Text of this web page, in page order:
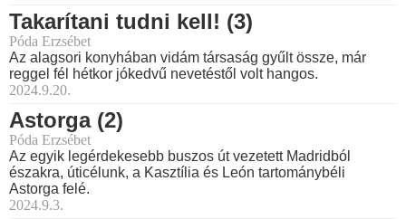
Takarítani tudni kell! (3)
Póda Erzsébet
Az alagsori konyhában vidám társaság gyűlt össze, már
reggel fél hétkor jókedvű nevetéstől volt hangos.
2024.9.20.
Astorga (2)
Póda Erzsébet
Az egyik legérdekesebb buszos út vezetett Madridból
északra, úticélunk, a Kasztília és León tartománybéli
Astorga felé.
2024.9.3.